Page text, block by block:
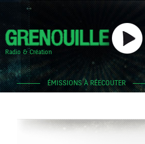
Radio & Création
ÉMISSIONS À RÉECOUTER